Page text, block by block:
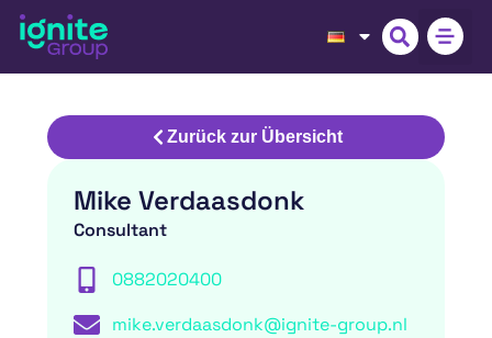
Zurück zur Übersicht
Mike Verdaasdonk
Consultant
0882020400
mike.verdaasdonk@ignite-group.nl